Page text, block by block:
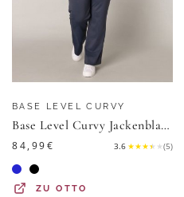
BASE LEVEL CURVY
Base Level Curvy Jackenblazer Leah mit Reverskragen und Stretch
84,99€ 3.6 ★★★★ ★(5)
ZUOTTO